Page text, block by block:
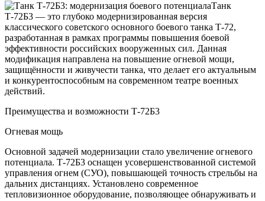
Танк
Т-72Б3 — это глубоко модернизированная версия
классического советского основного боевого танка Т-72,
разработанная в рамках программы повышения боевой
эффективности российских вооруженных сил. Данная
модификация направлена на повышение огневой мощи,
защищённости и живучести танка, что делает его актуальным
и конкурентоспособным на современном театре военных
действий.
Преимущества и возможности Т-72Б3
Огневая мощь
Основной задачей модернизации стало увеличение огневого
потенциала. Т-72Б3 оснащен усовершенствованной системой
управления огнем (СУО), повышающей точность стрельбы на
дальних дистанциях. Установлено современное
тепловизионное оборудование, позволяющее обнаруживать и